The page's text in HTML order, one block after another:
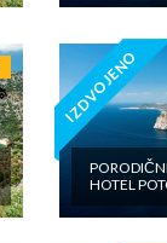
IZDVOJENO
HOTEL